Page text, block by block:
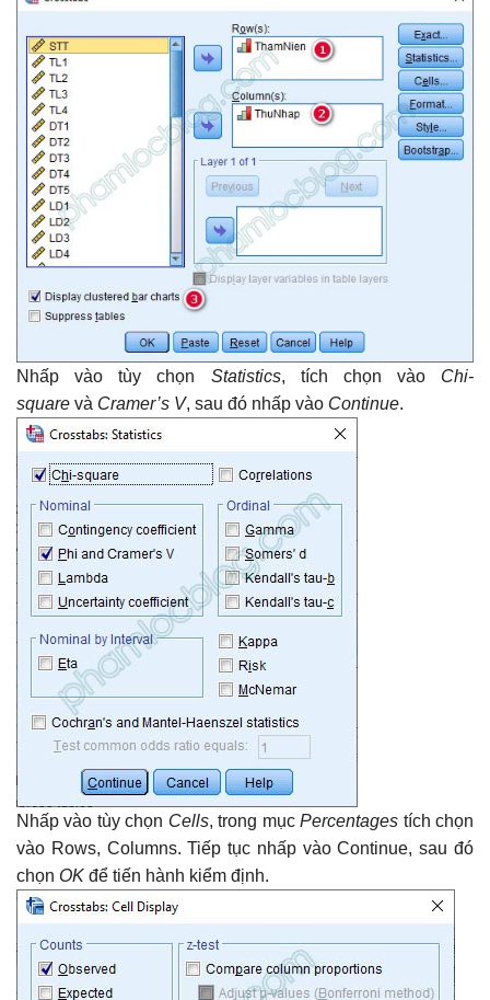
Nhấp vào tùy chọn Statistics, tích chọn vào Chi-
square và Cramer’s V, sau đó nhấp vào Continue.
Nhấp vào tùy chọn Cells, trong mụcPercentages tích chọn
vào Rows, Columns. Tiếp tục nhấp vào Continue, sau đó
chọn OK để tiến hành kiểm định.